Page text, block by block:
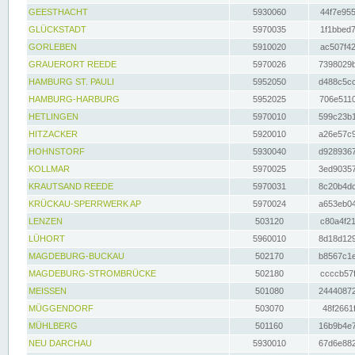
GEESTHACHT
5930060
GLÜCKSTADT
5970035
GORLEBEN
5910020
GRAUERORT REEDE
5970026
HAMBURG ST. PAULI
5952050
HAMBURG-HARBURG
5952025
HETLINGEN
5970010
HITZACKER
5920010
HOHNSTORF
5930040
KOLLMAR
5970025
KRAUTSAND REEDE
5970031
KRÜCKAU-SPERRWERK AP
5970024
LENZEN
503120
LÜHORT
5960010
MAGDEBURG-BUCKAU
502170
MAGDEBURG-STROMBRÜCKE
502180
MEISSEN
501080
MÜGGENDORF
503070
MÜHLBERG
501160
NEU DARCHAU
5930010